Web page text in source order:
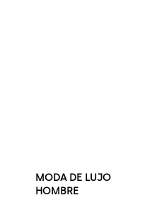
MODA DE LUJO
HOMBRE